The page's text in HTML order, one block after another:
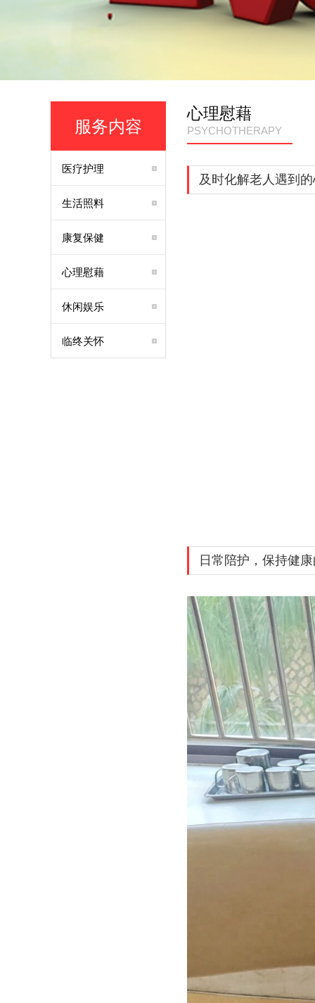
服务内容
医疗护理
生活照料
康复保健
心理慰藉
休闲娱乐
临终关怀
心理慰藉
PSYCHOTHERAPY
及时化解老人遇到
日常陪护，保持健